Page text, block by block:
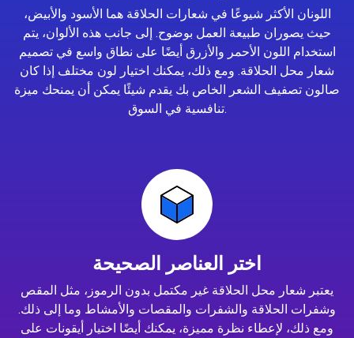
اللونان الأكثر شيوعًا في شعارات الحلاقة هما الأسود والأبيض،
حيث يصوران طبيعة العمل بوضوح. إلى جانب هذه الألوان، يتم
استخدام اللون الأحمر والأزرق أيضًا على نطاق واسع في تصميم
شعار محل الحلاقة. ومع ذلك، يمكنك اختيار لون مختلف إذا كان
صالون تصفيف الشعر الخاص بك يقدم شيئًا يمكن أن يمنحك ميزة
تنافسية في السوق.
اختر العناصر الصحيحة
يعتبر شعار محل الحلاقة غير مكتمل بدون الرموز، مثل المقص
وشفرات الحلاقة والشفرات والمقصات والأمشاط وما إلى ذلك.
ومع ذلك، لإعطاء نظرة مميزة، يمكنك أيضًا اختيار أيقونات على